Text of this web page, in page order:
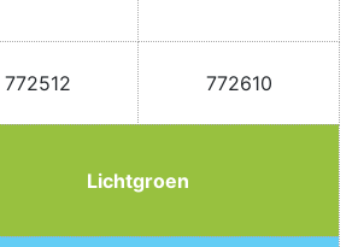
772512 772610
Lichtgroen